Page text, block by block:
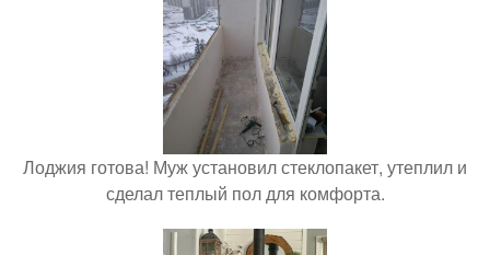
Лоджия готова! Муж установил стеклопакет, утеплил и
сделал теплый пол для комфорта.